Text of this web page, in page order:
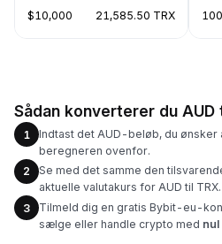
$10,000 21,585.50 TRX
Sådan konverterer du
1
Indtast det AUD-beløb, du ønsker
beregneren ovenfor.
2
Se med det samme den
aktuelle valutakurs for AUD til TRX.
3
Tilmeld dig en gratis Bybit-eu-
sælge eller handle crypto med